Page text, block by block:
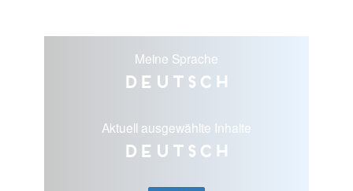
Meine Sprache
Deutsch
Aktuell ausgewählte Inhalte
Deutsch